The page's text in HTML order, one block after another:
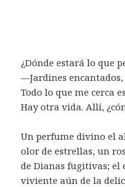
¿Dónde estará lo que
—Jardines
Todo lo que me cerca
Hay otra vida. Allí,
Un perfume divino el
olor de estrellas, un
de Dianas fugitivas; el
viviente aún de la